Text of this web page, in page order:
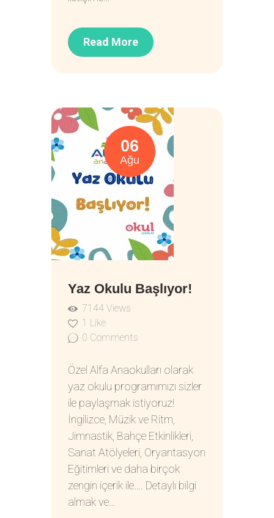
Read More
06
Ağu
Yaz Okulu Başlıyor!
7144 Views
1 Like
0 Comments
Özel Alfa Anaokulları olarak
yaz okulu programımızı sizler
ile paylaşmak istiyoruz!
İngilizce, Müzik ve Ritm,
Jimnastik, Bahçe Etkinlikleri,
Sanat Atölyeleri, Oryantasyon
Eğitimleri ve daha birçok
zengin içerik ile…. Detaylı bilgi
almak ve…